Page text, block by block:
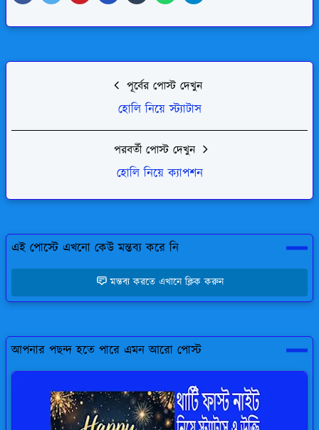
পূর্বের পোস্ট দেখুন
হোলি নিয়ে স্ট্যাটাস
পরবর্তী পোস্ট দেখুন
হোলি নিয়ে ক্যাপশন
এই পোস্টে এখনো কেউ মন্তব্য করে নি
মন্তব্য করতে এখানে ক্লিক করুন
আপনার পছন্দ হতে পারে এমন আরো পোস্ট